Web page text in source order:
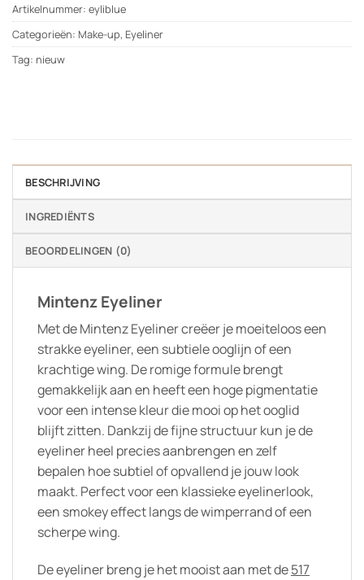
Artikelnummer: eyliblue
Categorieën: Make-up, Eyeliner
Tag: nieuw
BESCHRIJVING
INGREDIËNTS
BEOORDELINGEN (0)
Mintenz Eyeliner
Met de Mintenz Eyeliner creëer je moeiteloos een
strakke eyeliner, een subtiele ooglijn of een
krachtige wing. De romige formule brengt
gemakkelijk aan en heeft een hoge pigmentatie
voor een intense kleur die mooi op het ooglid
blijft zitten. Dankzij de fijne structuur kun je de
eyeliner heel precies aanbrengen en zelf
bepalen hoe subtiel of opvallend je jouw look
maakt. Perfect voor een klassieke eyelinerlook,
een smokey effect langs de wimperrand of een
scherpe wing.
De eyeliner breng je het mooist aan met de517